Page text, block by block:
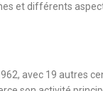
et différents
avec 19 autres